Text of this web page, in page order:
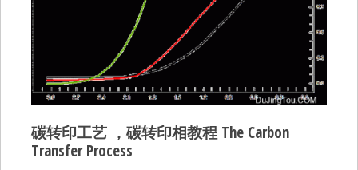
碳转印工艺 ，碳转印相教程 The Carbon
Transfer Process